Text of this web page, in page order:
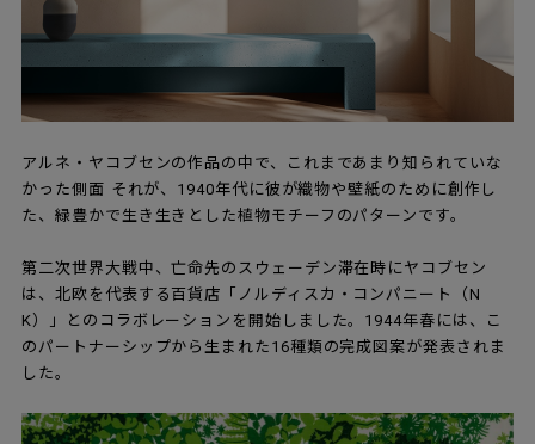
アルネ・ヤコブセンの作品の中で、これまであまり知られていな
かった側面―― それが、1940年代に彼が織物や壁紙のために創作し
た、緑豊かで生き生きとした植物モチーフのパターンです。
第二次世界大戦中、亡命先のスウェーデン滞在時にヤコブセン
は、北欧を代表する百貨店「ノルディスカ・コンパニート（N
K）」とのコラボレーションを開始しました。1944年春には、こ
のパートナーシップから生まれた16種類の完成図案が発表されま
した。